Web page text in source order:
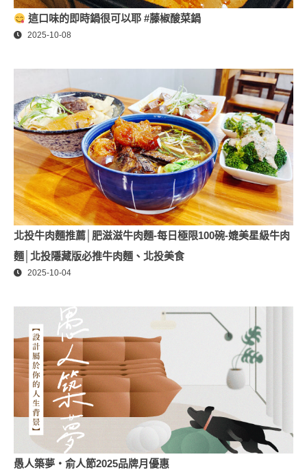
這口味的即時鍋很可以耶 #藤椒酸菜鍋
2025-10-08
北投牛肉麵推薦│肥滋滋牛肉麵-每日極限100碗-媲美星級牛肉
麵│北投隱藏版必推牛肉麵、北投美食
2025-10-04
愚人築夢・俞人節2025品牌月優惠